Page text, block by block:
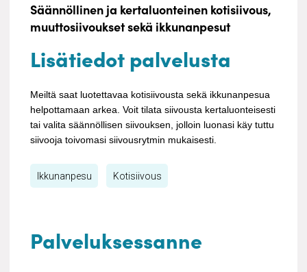
Säännöllinen ja kertaluonteinen kotisiivous,
muuttosiivoukset sekä ikkunanpesut
Lisätiedot palvelusta
Meiltä saat luotettavaa kotisiivousta sekä ikkunanpesua
helpottamaan arkea. Voit tilata siivousta kertaluonteisesti
tai valita säännöllisen siivouksen, jolloin luonasi käy tuttu
siivooja toivomasi siivousrytmin mukaisesti.
Ikkunanpesu Kotisiivous
Palveluksessanne